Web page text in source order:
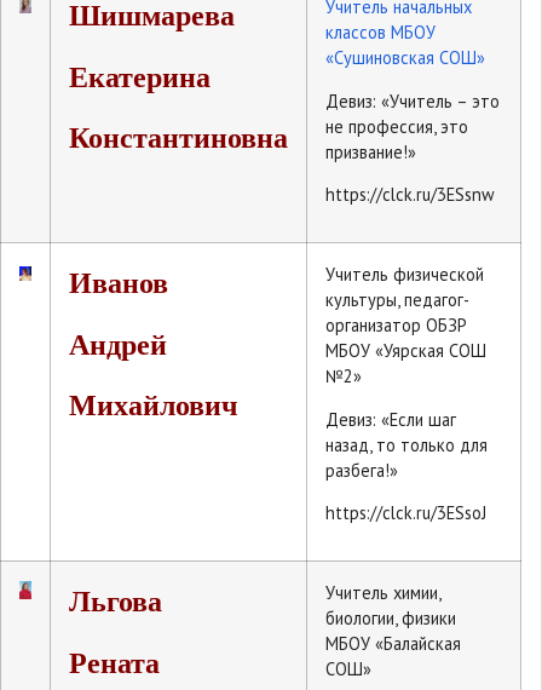
Шишмарева
Екатерина
Константиновна
Учитель начальных
классов МБОУ
«Сушиновская СОШ»
Девиз: «Учитель – это
не профессия, это
призвание!»
https://clck.ru/3ESsnw
Иванов
Андрей
Михайлович
Учитель физической
культуры, педагог-
организатор ОБЗР
МБОУ «Уярская СОШ
№2»
Девиз: «Если шаг
назад, то только для
разбега!»
https://clck.ru/3ESsoJ
Льгова
Рената
Учитель химии,
биологии, физики
МБОУ «Балайская
СОШ»